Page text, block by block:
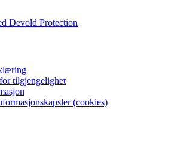
Devold Protection
tilgjengelighet
(cookies)